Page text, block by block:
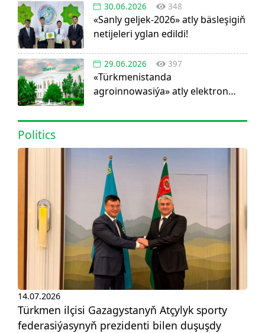
30.06.2026 348
«Sanly geljek-2026» atly bäsleşigiň
netijeleri yglan edildi!
29.06.2026 397
«Türkmenistanda
agroinnowasiýa» atly elektron
Politics
14.07.2026
Türkmen ilçisi Gazagystanyň Atçylyk sporty
federasiýasynyň prezidenti bilen duşuşdy